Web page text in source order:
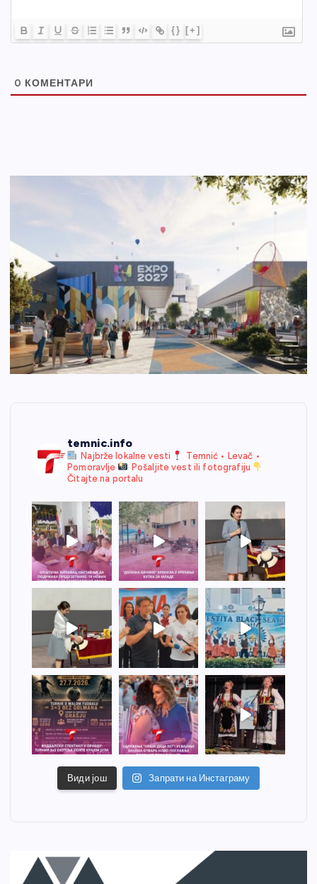
{} [+]
0 КОМЕНТАРИ
temnic.info
Najbrže lokalne vesti
Temnić • Levač •
Pomoravlje
Pošaljite vest ili fotografiju
Čitajte na portalu
Види још Запрати на Инстаграму